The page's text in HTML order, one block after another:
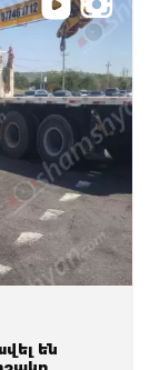
են